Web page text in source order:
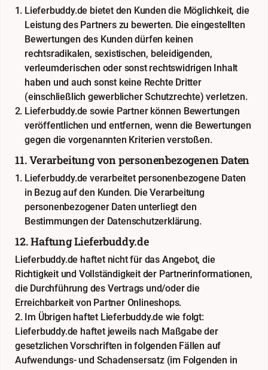
Lieferbuddy.de bietet den Kunden die Möglichkeit, die
Leistung des Partners zu bewerten. Die eingestellten
Bewertungen des Kunden dürfen keinen
rechtsradikalen, sexistischen, beleidigenden,
verleumderischen oder sonst rechtswidrigen Inhalt
haben und auch sonst keine Rechte Dritter
(einschließlich gewerblicher Schutzrechte) verletzen.
Lieferbuddy.de sowie Partner können Bewertungen
veröffentlichen und entfernen, wenn die Bewertungen
gegen die vorgenannten Kriterien verstoßen.
11. Verarbeitung von personenbezogenen Daten
Lieferbuddy.de verarbeitet personenbezogene Daten
in Bezug auf den Kunden. Die Verarbeitung
personenbezogener Daten unterliegt den
Bestimmungen der Datenschutzerklärung.
12. Haftung Lieferbuddy.de
Lieferbuddy.de haftet nicht für das Angebot, die
Richtigkeit und Vollständigkeit der Partnerinformationen,
die Durchführung des Vertrags und/oder die
Erreichbarkeit von Partner Onlineshops.
2. Im Übrigen haftet Lieferbuddy.de wie folgt:
Lieferbuddy.de haftet jeweils nach Maßgabe der
gesetzlichen Vorschriften in folgenden Fällen auf
Aufwendungs- und Schadensersatz (im Folgenden in